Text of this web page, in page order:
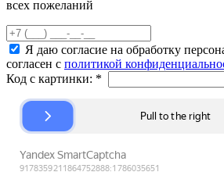
всех пожеланий
Я даю согласие на обработку
согласен с политикой
Код с картинки: *